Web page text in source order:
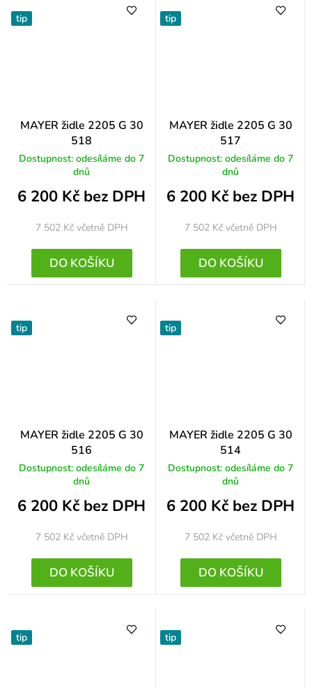
tip
MAYER židle 2205 G 30
518
Dostupnost: odesíláme do 7
dnů
6 200 Kč bez DPH
7 502 Kč včetně DPH
DO KOŠÍKU
tip
MAYER židle 2205 G 30
517
Dostupnost: odesíláme do 7
dnů
6 200 Kč bez DPH
7 502 Kč včetně DPH
DO KOŠÍKU
tip
MAYER židle 2205 G 30
516
Dostupnost: odesíláme do 7
dnů
6 200 Kč bez DPH
7 502 Kč včetně DPH
DO KOŠÍKU
tip
MAYER židle 2205 G 30
514
Dostupnost: odesíláme do 7
dnů
6 200 Kč bez DPH
7 502 Kč včetně DPH
DO KOŠÍKU
tip tip